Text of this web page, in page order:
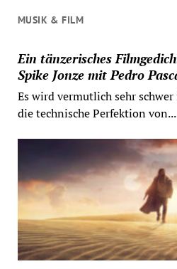
MUSIK & FILM
Ein tänzerisches
Spike Jonze mit Pedro
Es wird vermutlich sehr
die technische Perfektion von...